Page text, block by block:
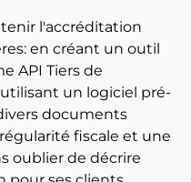
l'accréditation
en créant un outil
API Tiers de
un logiciel pré-
documents
fiscale et une
oublier de décrire